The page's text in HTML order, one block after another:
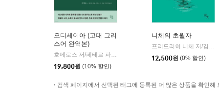
오디세이아 (고대 그리
스어 완역본)
| 현대지성
19,800원 (10% 할인)
니체의 초월자
12,500원 (0% 할인)
검색 페이지에서 선택된 태그에 등록된 더 많은 상품을 확인해